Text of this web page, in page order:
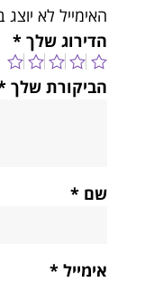
האימייל לא
הדירוג שלך *
הביקורת שלך
שם *
אימייל *